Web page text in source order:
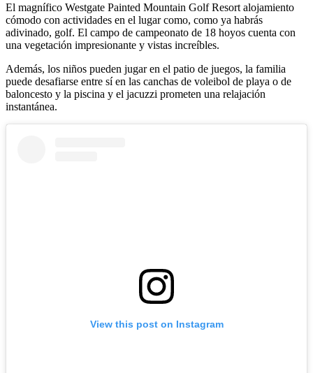
El magnífico Westgate Painted Mountain Golf Resort alojamiento
cómodo con actividades en el lugar como, como ya habrás
adivinado, golf. El campo de campeonato de 18 hoyos cuenta con
una vegetación impresionante y vistas increíbles.
Además, los niños pueden jugar en el patio de juegos, la familia
puede desafiarse entre sí en las canchas de voleibol de playa o de
baloncesto y la piscina y el jacuzzi prometen una relajación
instantánea.
View this post on Instagram